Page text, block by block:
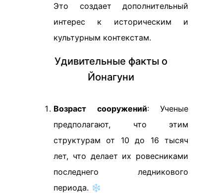
Это создает дополнительный
интерес к историческим и
культурным контекстам.
Удивительные факты о
Йонагуни
Возраст сооружений: Ученые
предполагают, что этим
структурам от 10 до 16 тысяч
лет, что делает их ровесниками
последнего ледникового
периода. ❄️